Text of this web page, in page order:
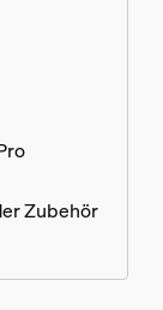
Zubehör